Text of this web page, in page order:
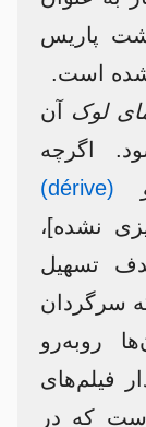
پاریس
است.
لوک آن
اگرچه
(dérive)
نشده]،
تسهیل
سرگردان
روبه‌رو
فیلم‌های
که در